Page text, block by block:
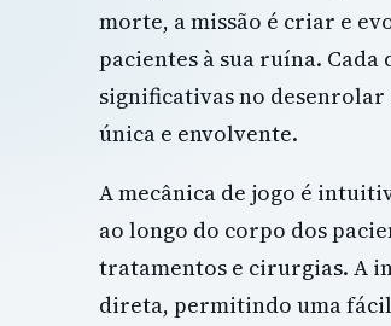
morte, a missão é criar e
pacientes à sua ruína.
significativas no desenrolar
única e envolvente.
A mecânica de jogo é
ao longo do corpo dos
tratamentos e cirurgias. A
direta, permitindo uma